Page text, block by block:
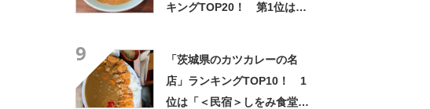
キングTOP20！ 第1位は
9
「茨城県のカツカレーの名
店」ランキングTOP10！ 1
位は「＜民宿＞しをみ食堂」